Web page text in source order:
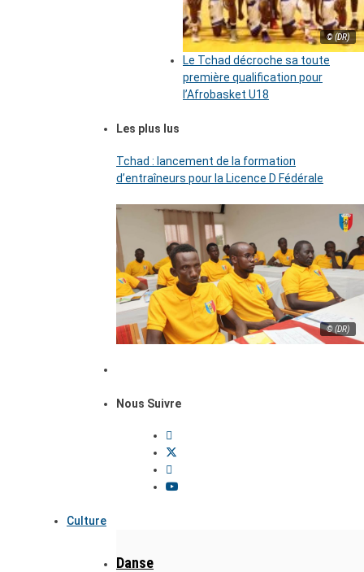
© (DR)
Le Tchad décroche sa toute
première qualification pour
l’Afrobasket U18
Les plus lus
Tchad : lancement de la formation
d’entraîneurs pour la Licence D Fédérale
© (DR)
Nous Suivre
Culture
Danse